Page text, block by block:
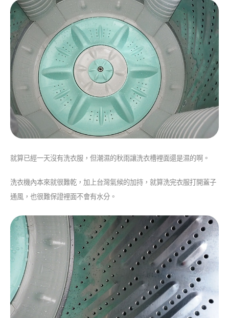
就算已經一天沒有洗衣服，但潮濕的秋雨讓洗衣槽裡面還是濕的啊。
洗衣機內本來就很難乾，加上台灣氣候的加持，就算洗完衣服打開蓋子
通風，也很難保證裡面不會有水分。